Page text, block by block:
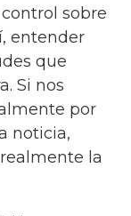
sobre
entender
que
Si nos
por
noticia,
la